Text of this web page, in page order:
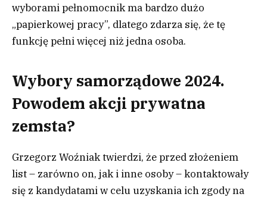
wyborami pełnomocnik ma bardzo dużo
„papierkowej pracy”, dlatego zdarza się, że tę
funkcję pełni więcej niż jedna osoba.
Wybory samorządowe 2024.
Powodem akcji prywatna
zemsta?
Grzegorz Woźniak twierdzi, że przed złożeniem
list – zarówno on, jak i inne osoby – kontaktowały
się z kandydatami w celu uzyskania ich zgody na